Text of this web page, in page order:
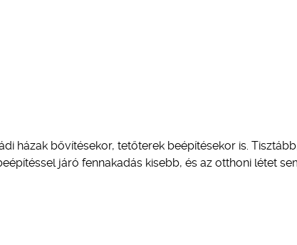
házak bővítésekor, tetőterek beépítésekor is.
járó fennakadás kisebb, és az otthoni létet